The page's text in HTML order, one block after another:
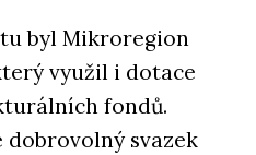
byl Mikroregion
využil i dotace
fondů.
dobrovolný svazek